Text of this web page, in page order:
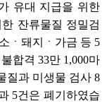
유대 지급을 위한
잔류물질 정밀검
ㆍ돼지ㆍ가금 등 5
합격 33만 1,000마
질과 미생물 검사 8
5건은 폐기하였습